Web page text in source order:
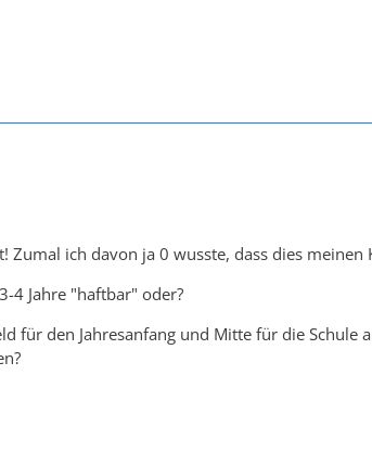
Zumal ich davon ja 0 wusste, dass dies meinen
4 Jahre "haftbar" oder?
für den Jahresanfang und Mitte für die Schule